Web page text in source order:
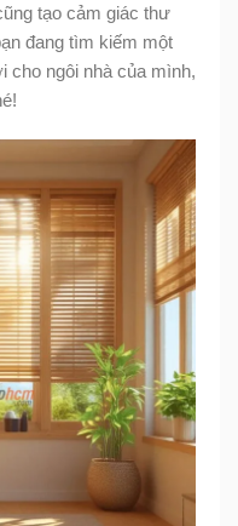
tạo cảm giác thư
đang tìm kiếm một
cho ngôi nhà của mình,